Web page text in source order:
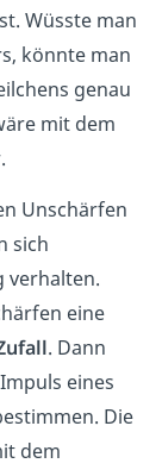
Wüsste man
könnte man
genau
mit dem
Unschärfen
sich
verhalten.
eine
. Dann
eines
Die
dem